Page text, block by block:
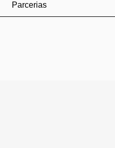
Parcerias